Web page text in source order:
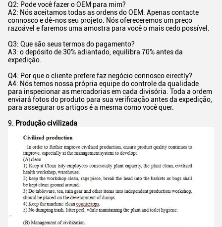
Q2: Pode você fazer o OEM para mim?
A2: Nós aceitamos todas as ordens do OEM. Apenas contacte
connosco e dê-nos seu projeto. Nós ofereceremos um preço
razoável e faremos uma amostra para você o mais cedo possível.
Q3: Que são seus termos do pagamento?
A3: o depósito de 30% adiantado, equilibra 70% antes da
expedição.
Q4: Por que o cliente prefere faz negócio connosco eirectly?
A4: Nós temos nossa própria equipe do controle da qualidade
para inspecionar as mercadorias em cada divisória. Toda a ordem
enviará fotos do produto para sua verificação antes da expedição,
para assegurar os artigos é a mesma como você quer.
9. Produção civilizada